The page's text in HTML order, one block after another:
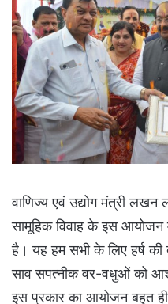
वाणिज्य एवं उद्योग मंत्री लखन
सामूहिक विवाह के इस आयोजन
है। यह हम सभी के लिए हर्ष
साव सपत्नीक वर-वधुओं को
इस प्रकार का आयोजन बहुत